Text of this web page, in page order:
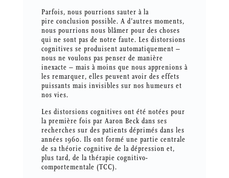
Parfois, nous pourrions sauter à la
pire conclusion possible. A d’autres moments,
nous pourrions nous blâmer pour des choses
qui ne sont pas de notre faute. Les distorsions
cognitives se produisent automatiquement –
nous ne voulons pas penser de manière
inexacte – mais à moins que nous apprenions à
les remarquer, elles peuvent avoir des effets
puissants mais invisibles sur nos humeurs et
nos vies.
Les distorsions cognitives ont été notées pour
la première fois par Aaron Beck dans ses
recherches sur des patients déprimés dans les
années 1960. Ils ont formé une partie centrale
de sa théorie cognitive de la dépression et,
plus tard, de la thérapie cognitivo-
comportementale (TCC).